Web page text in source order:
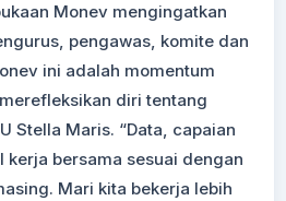
Monev mengingatkan
pengawas, komite dan
ini adalah momentum
diri tentang
Stella Maris. “Data, capaian
kerja bersama sesuai dengan
Mari kita bekerja lebih